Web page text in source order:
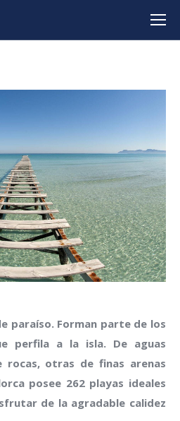
paraíso. Forman parte de los
perfila a la isla. De aguas
rocas, otras de finas arenas
posee 262 playas ideales
de la agradable calidez